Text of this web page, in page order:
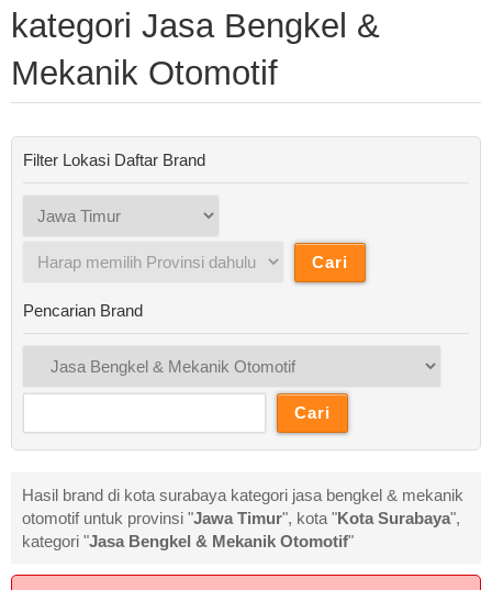
kategori Jasa Bengkel &
Mekanik Otomotif
Filter Lokasi Daftar Brand
Pencarian Brand
Hasil brand di kota surabaya kategori jasa bengkel & mekanik
otomotif untuk provinsi "Jawa Timur", kota "Kota Surabaya",
kategori "Jasa Bengkel & Mekanik Otomotif"